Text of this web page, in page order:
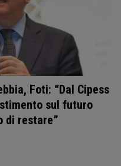
Foti: “Dal Cipess
sul futuro
di restare”